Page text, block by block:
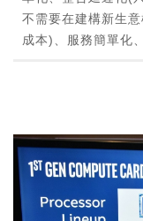
不需要在建構新生
成本)、服務簡單化